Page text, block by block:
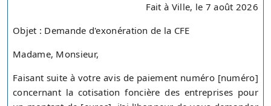
Fait à Ville, le 7 août 2026
Objet : Demande d'exonération de la CFE
Madame, Monsieur,
Faisant suite à votre avis de paiement numéro [numéro]
concernant la cotisation foncière des entreprises pour